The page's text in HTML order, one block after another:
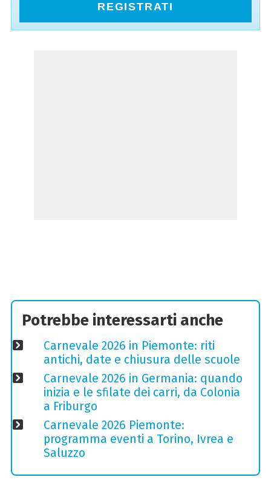
REGISTRATI
Potrebbe interessarti anche
Carnevale 2026 in Piemonte: riti
antichi, date e chiusura delle scuole
Carnevale 2026 in Germania: quando
inizia e le sfilate dei carri, da Colonia
a Friburgo
Carnevale 2026 Piemonte:
programma eventi a Torino, Ivrea e
Saluzzo